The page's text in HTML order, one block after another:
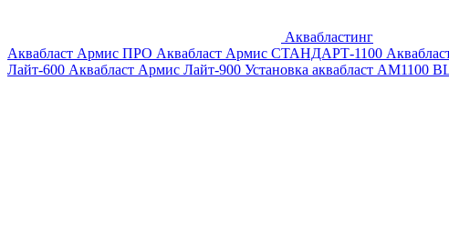
Аквабластинг
Аквабласт Армис ПРО Аквабласт Армис СТАНДАРТ-1100
Лайт-600 Аквабласт Армис Лайт-900 Установка аквабласт AM1100